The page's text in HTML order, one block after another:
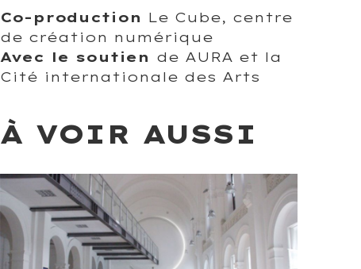
Co-production Le Cube, centre
de création numérique
Avec le soutien de AURA et la
Cité internationale des Arts
À VOIR AUSSI